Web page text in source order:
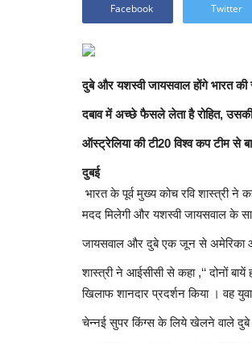
Facebook Twitter
दुबे और यशस्वी जायसवाल होंगे भारत
दबाव में अच्छे फैसले लेता है रोहित,
ऑस्ट्रेलिया की टी20 विश्व कप टीम से
दुबई
भारत के पूर्व मुख्य कोच रवि शास्त्री ने
मदद मिलेगी और यशस्वी जायसवाल के साथ
जायसवाल और दुबे एक जून से अमेरिका
शास्त्री ने आईसीसी से कहा ,‘‘ दोनों
खिलाफ शानदार प्रदर्शन किया । वह
चेन्नई सुपर किंग्स के लिये खेलने वाले